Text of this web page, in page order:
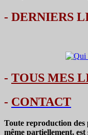
- DERNIERS
- TOUS MES
- CONTACT
Toute reproduction des
même partiellement,